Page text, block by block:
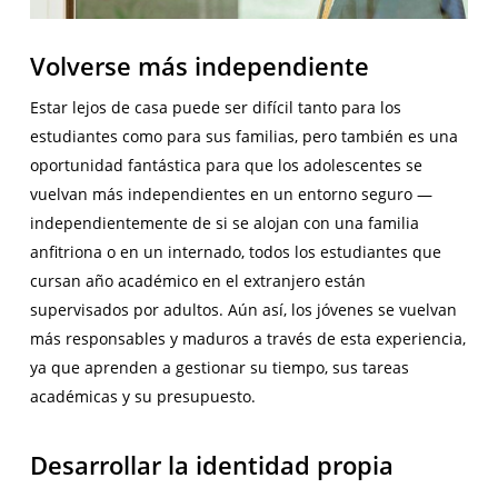
Volverse más independiente
Estar lejos de casa puede ser difícil tanto para los
estudiantes como para sus familias, pero también es una
oportunidad fantástica para que los adolescentes se
vuelvan más independientes en un entorno seguro —
independientemente de si se alojan con una familia
anfitriona o en un internado, todos los estudiantes que
cursan año académico en el extranjero están
supervisados por adultos. Aún así, los jóvenes se vuelvan
más responsables y maduros a través de esta experiencia,
ya que aprenden a gestionar su tiempo, sus tareas
académicas y su presupuesto.
Desarrollar la identidad propia